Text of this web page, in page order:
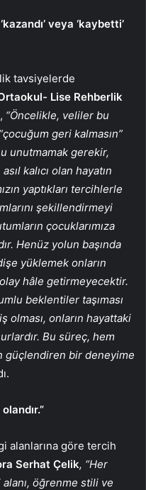
veya ‘kaybetti’
tavsiyelerde
Lise Rehberlik
, “Öncelikle, veliler bu
geri kalmasın”
unutmamak gerekir,
kalıcı olan hayatın
yaptıkları tercihlerle
şekillendirmeyi
çocuklarımıza
Henüz yolun başında
yüklemek onların
hâle getirmeyecektir.
beklentiler taşıması
olması, onların hayattaki
Bu süreç, hem
güçlendiren bir deneyime
alanlarına göre tercih
Serhat Çelik, “Her
öğrenme stili ve